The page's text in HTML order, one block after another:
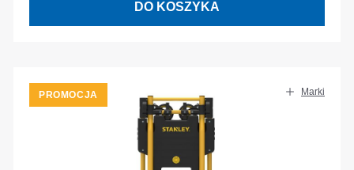
DO KOSZYKA
PROMOCJA Marki